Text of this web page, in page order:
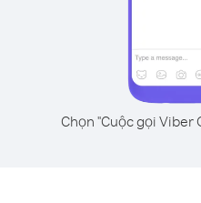
Chọn "Cuộc gọi